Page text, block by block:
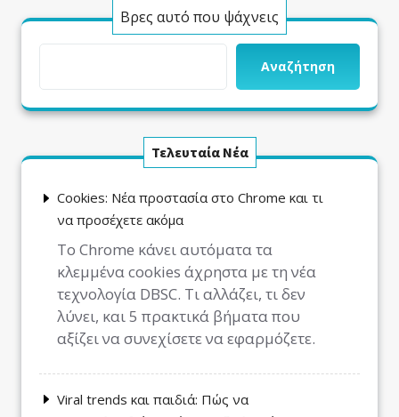
Βρες αυτό που ψάχνεις
Αναζήτηση
Τελευταία Νέα
Cookies: Νέα προστασία στο Chrome και τι
να προσέχετε ακόμα
Το Chrome κάνει αυτόματα τα
κλεμμένα cookies άχρηστα με τη νέα
τεχνολογία DBSC. Τι αλλάζει, τι δεν
λύνει, και 5 πρακτικά βήματα που
αξίζει να συνεχίσετε να εφαρμόζετε.
Viral trends και παιδιά: Πώς να